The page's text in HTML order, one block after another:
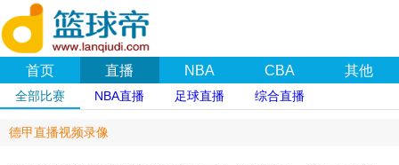
首页 直播 NBA CBA 其他
全部比赛 NBA直播 足球直播 综合直播
德甲直播视频录像